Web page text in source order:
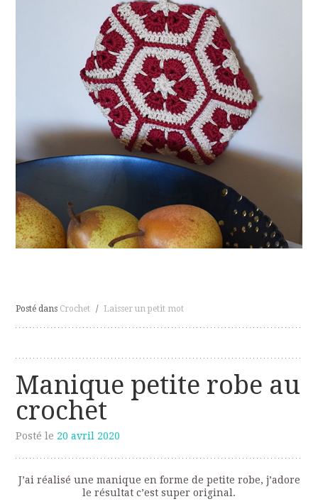
Posté dans Crochet / Laisser un petit mot
Manique petite robe au
crochet
Posté le 20 avril 2020
J’ai réalisé une manique en forme de petite robe, j’adore
le résultat c’est super original.